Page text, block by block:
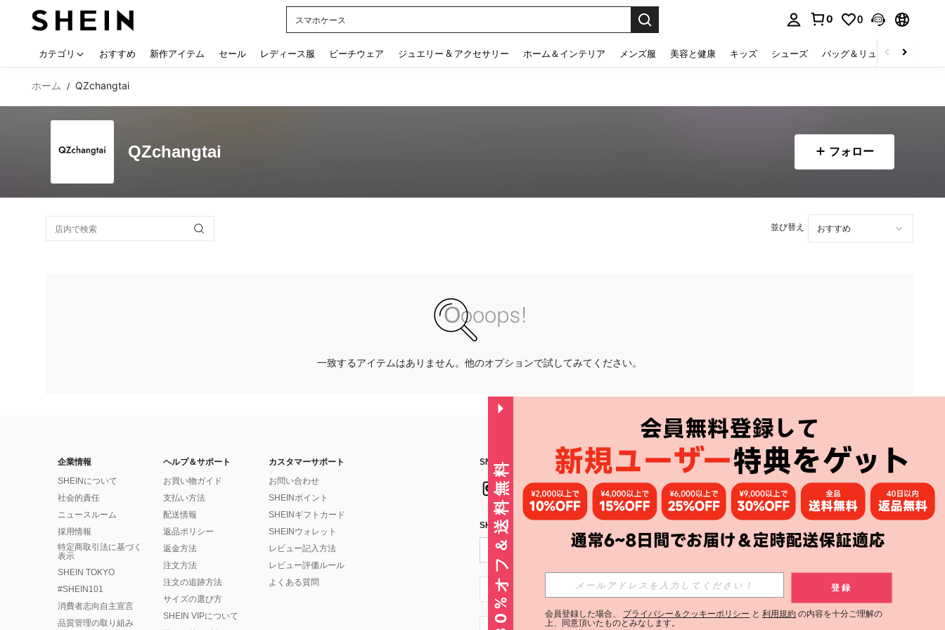
スマホケース
0 0
カテゴリ おすすめ 新作アイテム セール レディース服 ビーチウェア ジュエリー & アクセサリー ホーム＆インテリア メンズ服 美容と健康 キッズ シューズ バッグ＆リュック
ホーム / QZchangtai
QZchangtai フォロー
並び替え
一致するアイテムはありません。他のオプションで試してみてください。
企業情報
SHEINについて
社会的責任
ニュースルーム
採用情報
特定商取引法に基づく
表示
SHEIN TOKYO
#SHEIN101
消費者志向自主宣言
品質管理の取り組み
ヘルプ＆サポート
お買い物ガイド
支払い方法
配送情報
返品ポリシー
返金方法
注文方法
注文の追跡方法
サイズの選び方
SHEIN VIPについて
カスタマーサポート
お問い合わせ
SHEINポイント
SHEINギフトカード
SHEINウォレット
レビュー記入方法
レビュー評価ルール
よくある質問
SNSフォローはこちら： アプリ
SHEIN STYLE NEWSを購読する
購読
JP + 81 登録する
30%オフ＆送料無料 登録
会員登録した場合、 プライバシー＆クッキーポリシー と 利用規約 の内容を十分ご理解の
上、同意頂いたものとみなします。